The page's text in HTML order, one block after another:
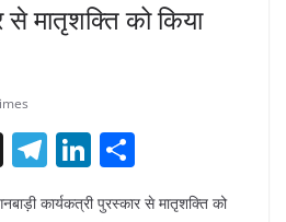
से मातृशक्ति को किया
X T
el
Li
n h
कार्यकत्री पुरस्कार से मातृशक्ति को